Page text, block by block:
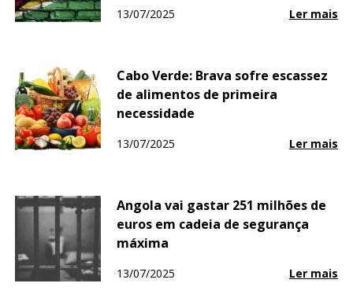
13/07/2025 Ler mais
Cabo Verde: Brava sofre escassez
de alimentos de primeira
necessidade
13/07/2025 Ler mais
Angola vai gastar 251 milhões de
euros em cadeia de segurança
máxima
13/07/2025 Ler mais